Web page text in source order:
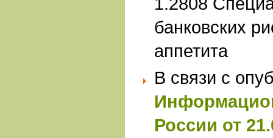
банковских
аппетита
В связи с
России от